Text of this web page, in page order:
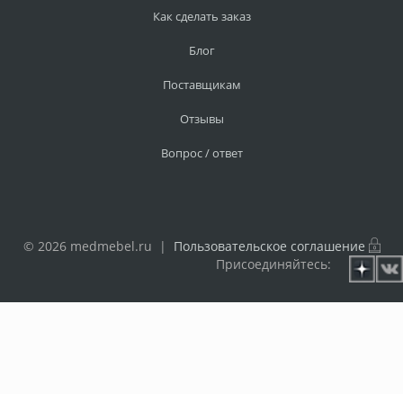
Как сделать заказ
Блог
Поставщикам
Отзывы
Вопрос / ответ
© 2026 medmebel.ru | Пользовательское соглашение
Присоединяйтесь: